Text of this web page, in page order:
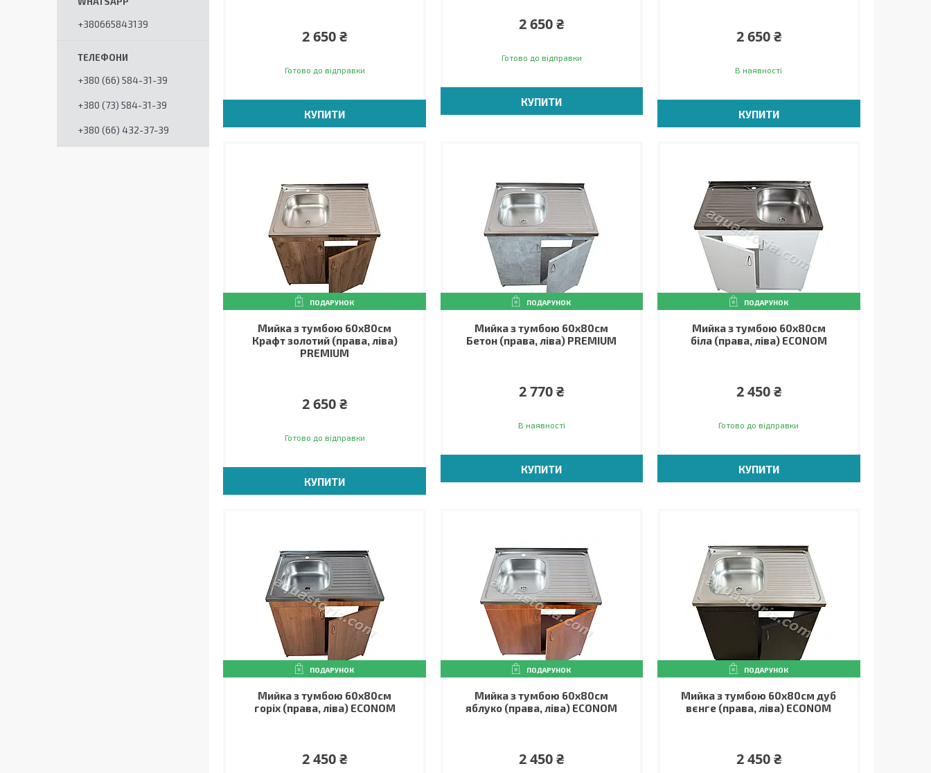
2 650 ₴
Готово до відправки
КУПИТИ
2 650 ₴
Готово до відправки
КУПИТИ
2 650 ₴
В наявності
КУПИТИ
ПОДАРУНОК
Мийка з тумбою 60х80см
Крафт золотий (права, ліва)
PREMIUM
2 650 ₴
Готово до відправки
КУПИТИ
ПОДАРУНОК
Мийка з тумбою 60х80см
Бетон (права, ліва) PREMIUM
2 770 ₴
В наявності
КУПИТИ
ПОДАРУНОК
Мийка з тумбою 60х80см
біла (права, ліва) ECONOM
2 450 ₴
Готово до відправки
КУПИТИ
ПОДАРУНОК
Мийка з тумбою 60х80см
горіх (права, ліва) ECONOM
2 450 ₴
ПОДАРУНОК
Мийка з тумбою 60х80см
яблуко (права, ліва) ECONOM
2 450 ₴
ПОДАРУНОК
Мийка з тумбою 60х80см дуб
вєнге (права, ліва) ECONOM
2 450 ₴
+380665843139
+380 (66) 584-31-39
+380 (73) 584-31-39
+380 (66) 432-37-39